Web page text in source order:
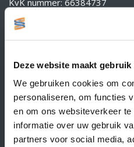
Deze website maakt
We gebruiken cookies om
personaliseren, om functies
en om ons websiteverkeer
informatie over uw gebruik
partners voor social media,
KvK nummer: 66384737
BTW nummer:
Klantenservice
Veelgestelde vragen
Retourbeleid
Algemene voorwaarden